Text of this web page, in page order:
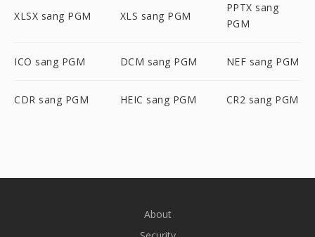
XLSX sang PGM XLS sang PGM
PPTX sang
PGM
ICO sang PGM DCM sang PGM NEF sang PGM
CDR sang PGM HEIC sang PGM CR2 sang PGM
About